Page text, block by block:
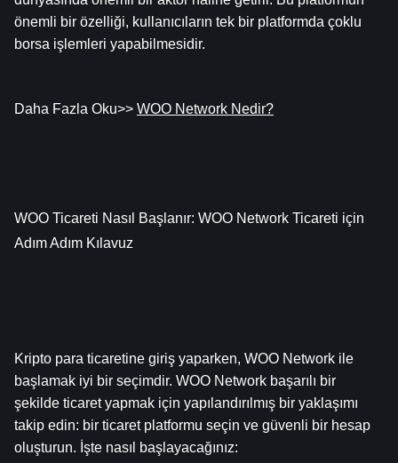
önemli bir özelliği, kullanıcıların tek bir platformda çoklu
borsa işlemleri yapabilmesidir.
Daha Fazla Oku>> WOO Network Nedir?
WOO Ticareti Nasıl Başlanır: WOO Network Ticareti için
Adım Adım Kılavuz
Kripto para ticaretine giriş yaparken, WOO Network ile
başlamak iyi bir seçimdir. WOO Network başarılı bir
şekilde ticaret yapmak için yapılandırılmış bir yaklaşımı
takip edin: bir ticaret platformu seçin ve güvenli bir hesap
oluşturun. İşte nasıl başlayacağınız: